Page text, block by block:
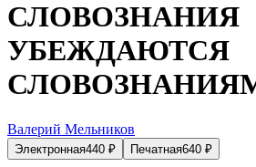
СЛОВОЗНАНИЯ
УБЕЖДАЮТСЯ
Валерий Мельников
Электронная440 ₽ Печатная640 ₽